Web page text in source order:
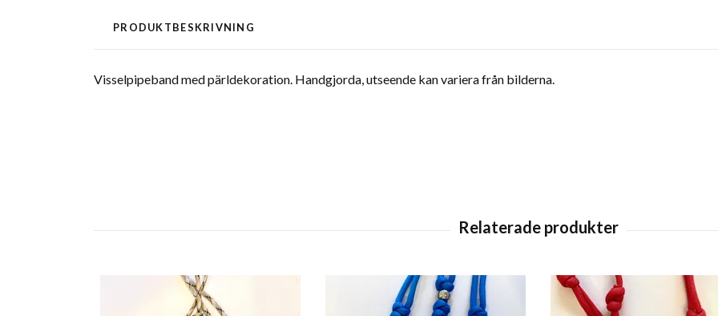
PRODUKTBESKRIVNING
Visselpipeband med pärldekoration. Handgjorda, utseende kan variera från bilderna.